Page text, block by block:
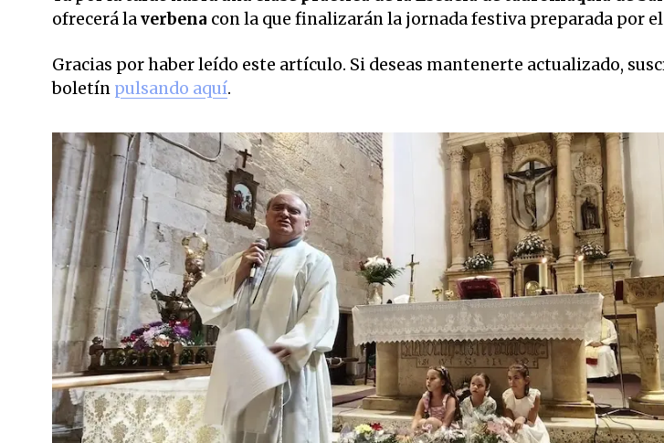
ofrecerá laverbena con la que finalizarán la jornada festiva preparada por el
Gracias por haber leído este artículo. Si deseas mantenerte actualizado,
boletín pulsando aquí.